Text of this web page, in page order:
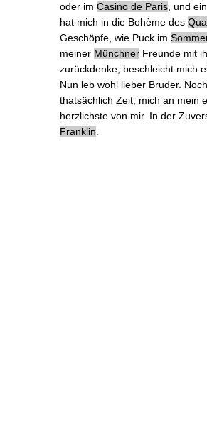
oder im Casino de Paris, und
hat mich in die Bohème des
Geschöpfe, wie Puckim
meiner MünchnerFreunde mit
zurückdenke, beschleicht mich
Nun leb wohl lieber Bruder.
thatsächlich Zeit, mich an mein
herzlichste von mir. In der
Franklin